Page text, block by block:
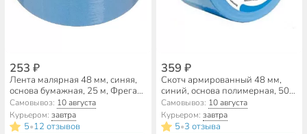
253 ₽
Лента малярная 48 мм, синяя,
основа бумажная, 25 м, Фрегат,
крепированная, для наружных
работ, КРС4825
Самовывоз: 10 августа
Курьером:завтра
5•12 отзывов
359 ₽
Скотч армированный 48 мм,
синий, основа полимерная, 50
м, Valfex, VF.LA.48.50.B
Самовывоз: 10 августа
Курьером: завтра
5•3 отзыва